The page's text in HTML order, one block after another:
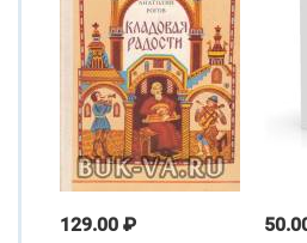
129.00 ₽